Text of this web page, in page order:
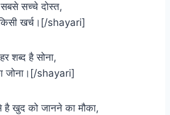
सच्चे दोस्त,
किसी खर्च।[/shayari]
शब्द है सोना,
जोना।[/shayari]
है खुद को जानने का मौका,